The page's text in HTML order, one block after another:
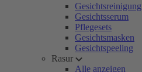
Gesichtsreinigung
Gesichtsserum
Pflegesets
Gesichtsmasken
Gesichtspeeling
Rasur
Alle anzeigen